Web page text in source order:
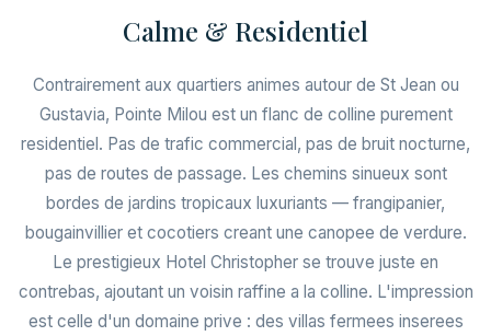
Calme & Residentiel
Contrairement aux quartiers animes autour de St Jean ou
Gustavia, Pointe Milou est un flanc de colline purement
residentiel. Pas de trafic commercial, pas de bruit nocturne,
pas de routes de passage. Les chemins sinueux sont
bordes de jardins tropicaux luxuriants — frangipanier,
bougainvillier et cocotiers creant une canopee de verdure.
Le prestigieux Hotel Christopher se trouve juste en
contrebas, ajoutant un voisin raffine a la colline. L'impression
est celle d'un domaine prive : des villas fermees inserees